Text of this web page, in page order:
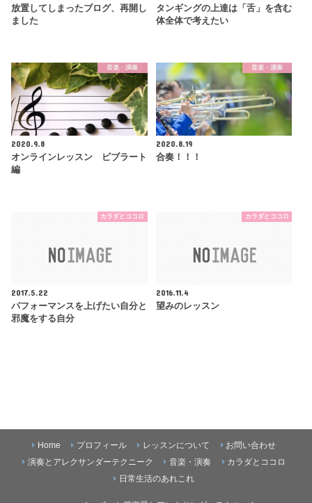
放置してしまったブログ、再開し
ました
タンギングの上達は「舌」を含む
体全体で考えたい
音楽・演奏
2020.9.8
オンラインレッスン ビブラート
編
音楽・演奏
2020.8.19
合奏！！！
カラダとココロ
2017.5.22
パフォーマンスを上げたい自分と
邪魔をする自分
カラダとココロ
2016.11.4
望みのレッスン
Home プロフィール レッスンについて
お問い合わせ
演奏とアレクサンダーテクニーク
音楽・演奏
カラダとココロ
日常生活のあれこれ